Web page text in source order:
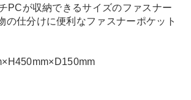
PCが収納できるサイズのファスナー
の仕分けに便利なファスナーポケット